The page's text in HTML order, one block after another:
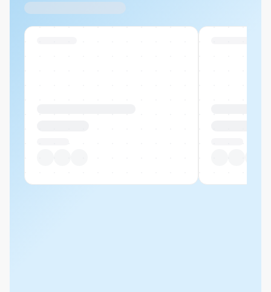
Ähnliche Produkte